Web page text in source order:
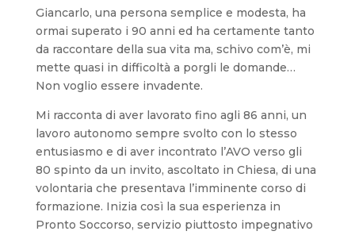
Giancarlo, una persona semplice e modesta, ha
ormai superato i 90 anni ed ha certamente tanto
da raccontare della sua vita ma, schivo com’è, mi
mette quasi in difficoltà a porgli le domande…
Non voglio essere invadente.
Mi racconta di aver lavorato fino agli 86 anni, un
lavoro autonomo sempre svolto con lo stesso
entusiasmo e di aver incontrato l’AVO verso gli
80 spinto da un invito, ascoltato in Chiesa, di una
volontaria che presentava l’imminente corso di
formazione. Inizia così la sua esperienza in
Pronto Soccorso, servizio piuttosto impegnativo